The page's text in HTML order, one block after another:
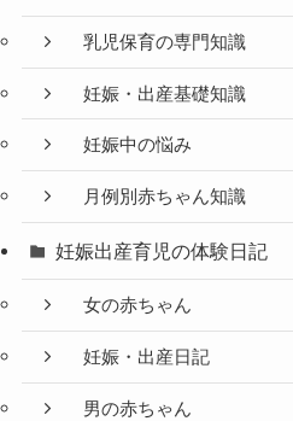
乳児保育の専門知識
妊娠・出産基礎知識
妊娠中の悩み
月例別赤ちゃん知識
妊娠出産育児の体験日記
女の赤ちゃん
妊娠・出産日記
男の赤ちゃん